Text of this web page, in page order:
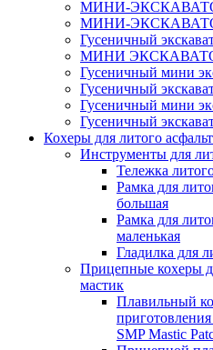
МИНИ-
МИНИ-
Гусеничный
МИНИ
Гусеничный мини
Гусеничный
Гусеничный мини
Гусеничный
Кохеры для литого
Инструменты для
Тележка
Рамка для
большая
Рамка для
маленькая
Гладилка для
Прицепные кохеры
мастик
Плавильный
SMP Mastic